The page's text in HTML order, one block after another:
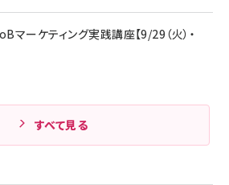
ーケティング実践講座【9/29（火）・
すべて見る